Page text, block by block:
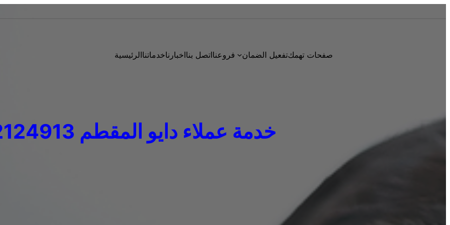
الرئيسيةخدماتنااخبارنااتصل بنافروعنا تفعيل الضمانصفحات تهمك
خدمة عملاء دايو المقطم 01112124913